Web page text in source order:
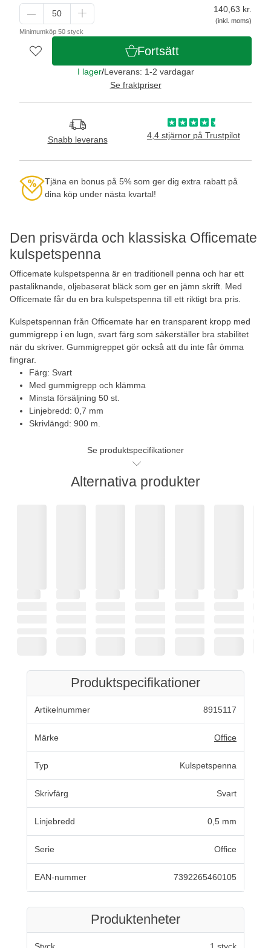
Den prisvärda och klassiska Officemate
kulspetspenna
Officemate kulspetspenna är en traditionell penna och har ett
pastaliknande, oljebaserat bläck som ger en jämn skrift. Med
Officemate får du en bra kulspetspenna till ett riktigt bra pris.
Kulspetspennan från Officemate har en transparent kropp med
gummigrepp i en lugn, svart färg som säkerställer bra stabilitet
när du skriver. Gummigreppet gör också att du inte får ömma
fingrar.
Färg: Svart
Med gummigrepp och klämma
Minsta försäljning 50 st.
Linjebredd: 0,7 mm
Skrivlängd: 900 m.
Se produktspecifikationer
Minimumköp 50 styck
140,63 kr.
(inkl. moms)
Fortsätt
I lager/Leverans: 1-2 vardagar
Se fraktpriser
Snabb leverans 4,4 stjärnor på Trustpilot
Tjäna en bonus på 5% som ger dig extra rabatt på
dina köp under nästa kvartal!
Alternativa produkter
Produktspecifikationer
Artikelnummer 8915117
Märke Office
Typ Kulspetspenna
Skrivfärg Svart
Linjebredd 0,5 mm
Serie Office
EAN-nummer 7392265460105
Produktenheter
Styck 1 styck